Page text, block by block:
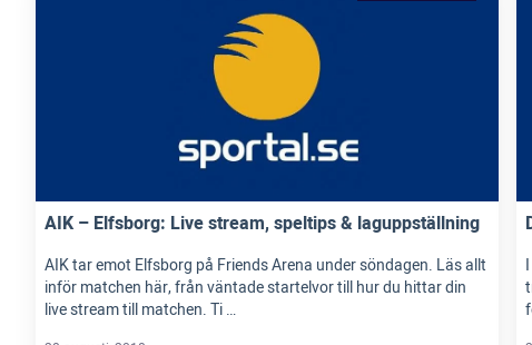
AIK – Elfsborg: Live stream, speltips & laguppställning
AIK tar emot Elfsborg på Friends Arena under söndagen. Läs allt
inför matchen här, från väntade startelvor till hur du hittar din
live stream till matchen. Ti …